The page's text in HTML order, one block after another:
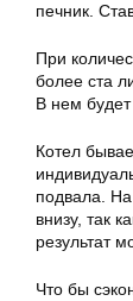
печник.
При
более ста
В нем
Котел
подвала. На
внизу, так
результат
Что бы